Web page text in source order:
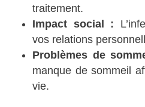
traitement.
Impact social :
vos relations
Problèmes de
manque de sommeil
vie.